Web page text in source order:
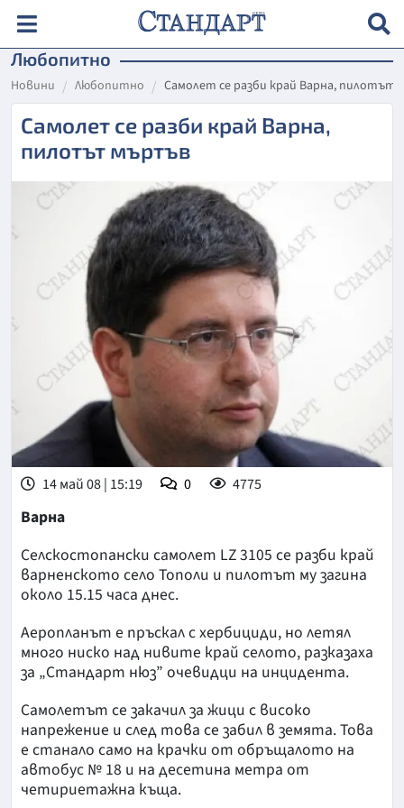
Любопитно
Новини Любопитно Самолет се разби край Варна, пилотът
Самолет се разби край Варна,
пилотът мъртъв
14 май 08 | 15:19 0 4775
Варна
Селскостопански самолет LZ 3105 се разби край
варненското село Тополи и пилотът му загина
около 15.15 часа днес.
Аеропланът е пръскал с хербициди, но летял
много ниско над нивите край селото, разказаха
за „Стандарт нюз” очевидци на инцидента.
Самолетът се закачил за жици с високо
напрежение и след това се забил в земята. Това
е станало само на крачки от обръщалото на
автобус № 18 и на десетина метра от
четириетажна къща.